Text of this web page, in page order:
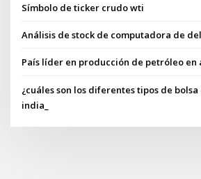
Símbolo de ticker crudo wti
Análisis de stock de computadora de
País líder en producción de petróleo en
¿cuáles son los diferentes tipos de
india_